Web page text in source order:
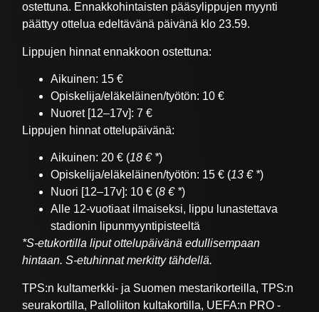
ostettuna. Ennakkohintaisten pääsylippujen myynti
päättyy ottelua edeltävänä päivänä klo 23.59.
Lippujen hinnat ennakkoon ostettuna:
Aikuinen: 15 €
Opiskelija/eläkeläinen/työtön: 10 €
Nuoret [12–17v]: 7 €
Lippujen hinnat ottelupäivänä:
Aikuinen: 20 € (18 € *)
Opiskelija/eläkeläinen/työtön: 15 € (13 € *)
Nuori [12–17v]: 10 € (8 € *)
Alle 12-vuotiaat ilmaiseksi, lippu lunastettava
stadionin lipunmyyntipisteeltä
*S-etukortilla liput ottelupäivänä edullisempaan
hintaan. S-etuhinnat merkitty tähdellä.
TPS:n kultamerkki- ja Suomen mestarikorteilla, TPS:n
seurakortilla, Palloliiton kultakortilla, UEFA:n PRO -